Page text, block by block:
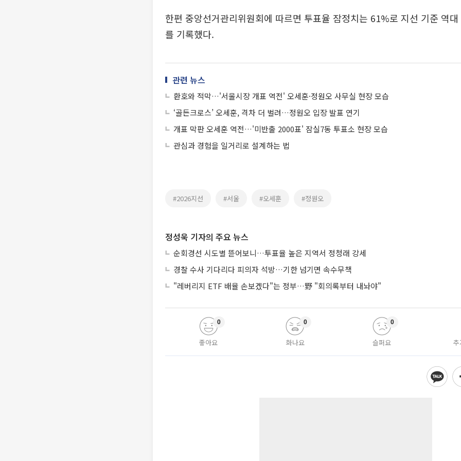
한편 중앙선거관리위원회에 따르면 투표율 잠정치는 61%로 지선 기준 역
를 기록했다.
관련 뉴스
환호와 적막…'서울시장 개표 역전' 오세훈·정원오 사무실 현장 모습
‘골든크로스’ 오세훈, 격차 더 벌려…정원오 입장 발표 연기
개표 막판 오세훈 역전…'미반출 2000표' 잠실7동 투표소 현장 모습
관심과 경험을 일거리로 설계하는 법
#2026지선 #서울 #오세훈 #정원오
정성욱 기자의 주요 뉴스
순회경선 시도별 뜯어보니…투표율 높은 지역서 정청래 강세
경찰 수사 기다리다 피의자 석방…기한 넘기면 속수무책
"레버리지 ETF 배율 손보겠다"는 정부…野 "회의록부터 내놔야"
좋아요
0
화나요
0
슬퍼요
0